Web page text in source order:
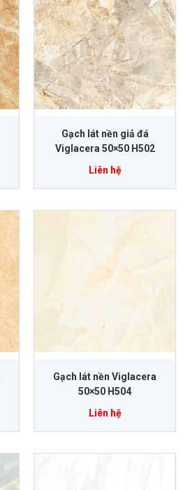
Gạch lát nền giả đá
Viglacera 50×50 H502
Liên hệ
Gạch lát nền Viglacera
50×50 H504
Liên hệ